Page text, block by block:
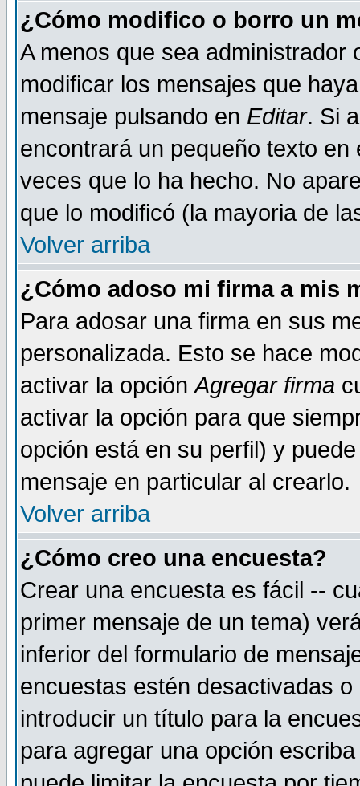
¿Cómo modifico o borro un
A menos que sea administrador
modificar los mensajes que
mensaje pulsando en Editar. Si
encontrará un pequeño texto
veces que lo ha hecho. No
que lo modificó (la mayoria de
Volver arriba
¿Cómo adoso mi firma a mis
Para adosar una firma en sus
personalizada. Esto se hace
activar la opciónAgregar firma
activar la opción para que
opción está en su perfil) y
mensaje en particular al crearlo.
Volver arriba
¿Cómo creo una encuesta?
Crear una encuesta es fácil --
primer mensaje de un tema)
inferior del formulario de
encuestas estén desactivadas
introducir un título para la
para agregar una opción